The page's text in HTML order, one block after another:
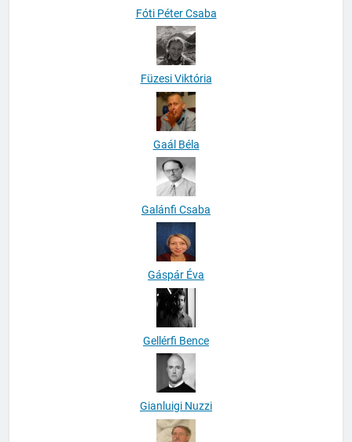
Fóti Péter Csaba
Füzesi Viktória
Gaál Béla
Galánfi Csaba
Gáspár Éva
Gellérfi Bence
Gianluigi Nuzzi